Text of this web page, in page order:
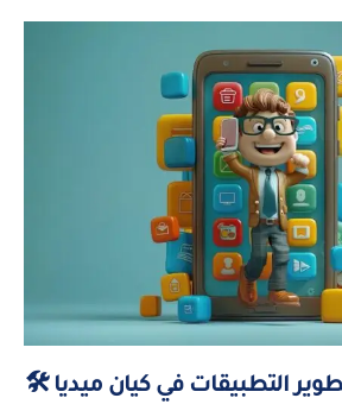
التطبيقات في كيان ميديا 🛠️